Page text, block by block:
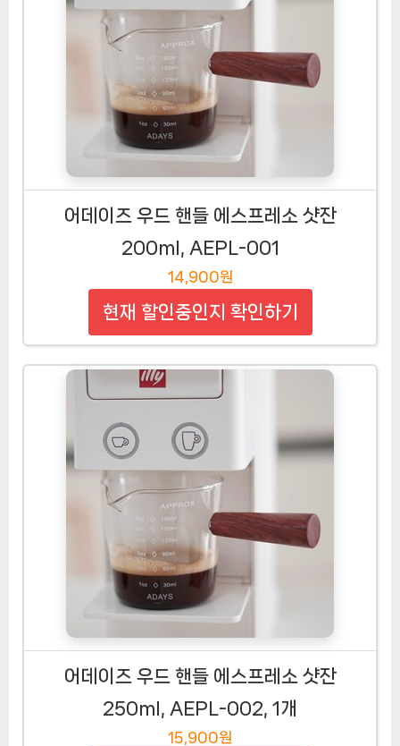
어데이즈 우드 핸들 에스프레소 샷잔
200ml, AEPL-001
14,900원
현재 할인중인지 확인하기
어데이즈 우드 핸들 에스프레소 샷잔
250ml, AEPL-002, 1개
15,900원